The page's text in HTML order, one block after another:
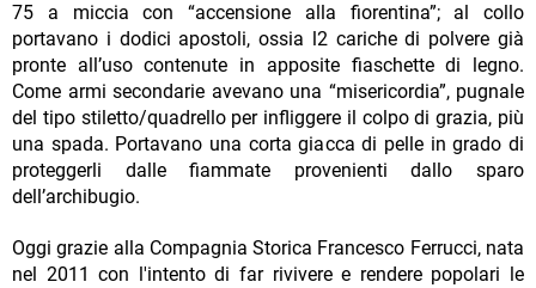
75 a miccia con “accensione alla fiorentina”; al collo
portavano i dodici apostoli, ossia l2 cariche di polvere già
pronte all’uso contenute in apposite fiaschette di legno.
Come armi secondarie avevano una “misericordia”, pugnale
del tipo stiletto/quadrello per infliggere il colpo di grazia, più
una spada. Portavano una corta giacca di pelle in grado di
proteggerli dalle fiammate provenienti dallo sparo
dell’archibugio.
Oggi grazie alla Compagnia Storica Francesco Ferrucci, nata
nel 2011 con l'intento di far rivivere e rendere popolari le